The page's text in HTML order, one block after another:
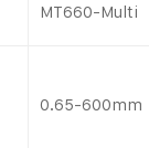
MT660-Multi
0.65-600mm